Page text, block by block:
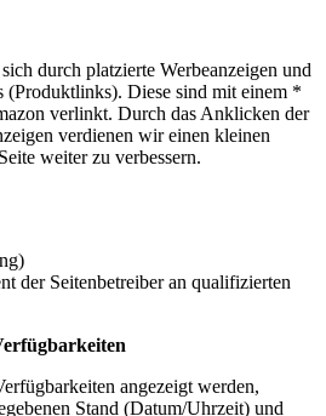
durch platzierte Werbeanzeigen und
Diese sind mit einem *
verlinkt. Durch das Anklicken der
verdienen wir einen kleinen
weiter zu verbessern.
der Seitenbetreiber an qualifizierten
angezeigt werden,
Stand (Datum/Uhrzeit) und